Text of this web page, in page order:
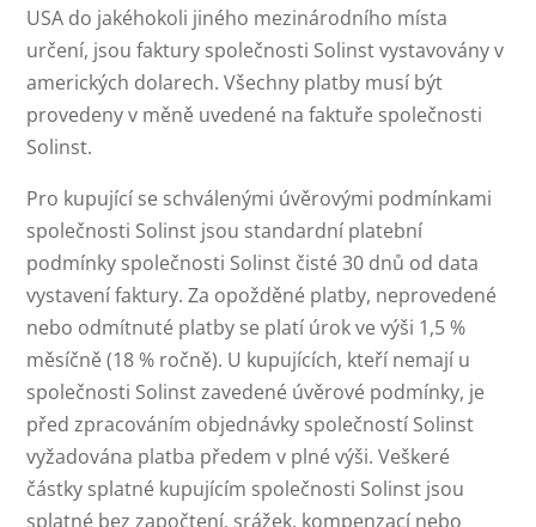
USA do jakéhokoli jiného mezinárodního místa
určení, jsou faktury společnosti Solinst vystavovány v
amerických dolarech. Všechny platby musí být
provedeny v měně uvedené na faktuře společnosti
Solinst.
Pro kupující se schválenými úvěrovými podmínkami
společnosti Solinst jsou standardní platební
podmínky společnosti Solinst čisté 30 dnů od data
vystavení faktury. Za opožděné platby, neprovedené
nebo odmítnuté platby se platí úrok ve výši 1,5 %
měsíčně (18 % ročně). U kupujících, kteří nemají u
společnosti Solinst zavedené úvěrové podmínky, je
před zpracováním objednávky společností Solinst
vyžadována platba předem v plné výši. Veškeré
částky splatné kupujícím společnosti Solinst jsou
splatné bez započtení, srážek, kompenzací nebo